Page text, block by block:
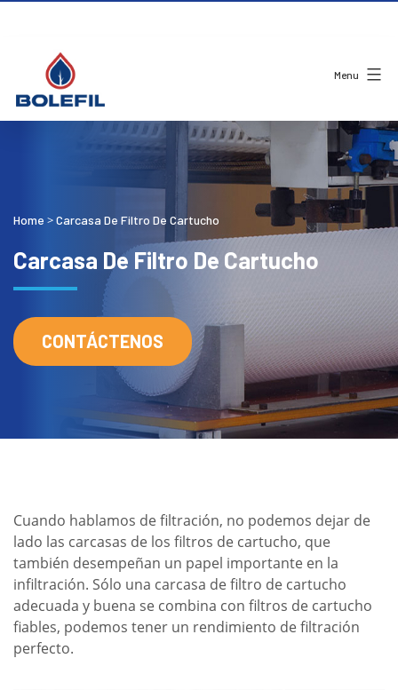
Menu
Home >Carcasa De Filtro De Cartucho
Carcasa De Filtro De Cartucho
CONTÁCTENOS
Cuando hablamos de filtración, no podemos dejar de
lado las carcasas de los filtros de cartucho, que
también desempeñan un papel importante en la
infiltración. Sólo una carcasa de filtro de cartucho
adecuada y buena se combina con filtros de cartucho
fiables, podemos tener un rendimiento de filtración
perfecto.